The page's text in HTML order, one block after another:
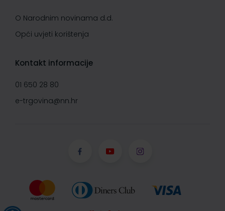
O Narodnim novinama d.d.
Opći uvjeti korištenja
Kontakt informacije
01 650 28 80
e-trgovina@nn.hr